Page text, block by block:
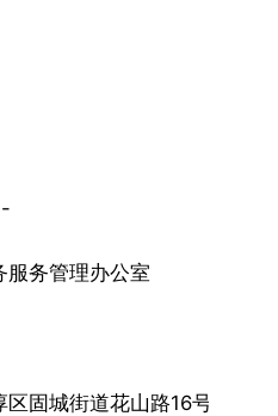
至 --
服务管理办公室
区固城街道花山路16号102-